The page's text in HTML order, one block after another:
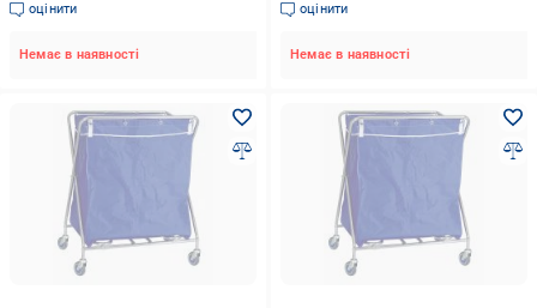
оцінити
Немає в наявності
оцінити
Немає в наявності